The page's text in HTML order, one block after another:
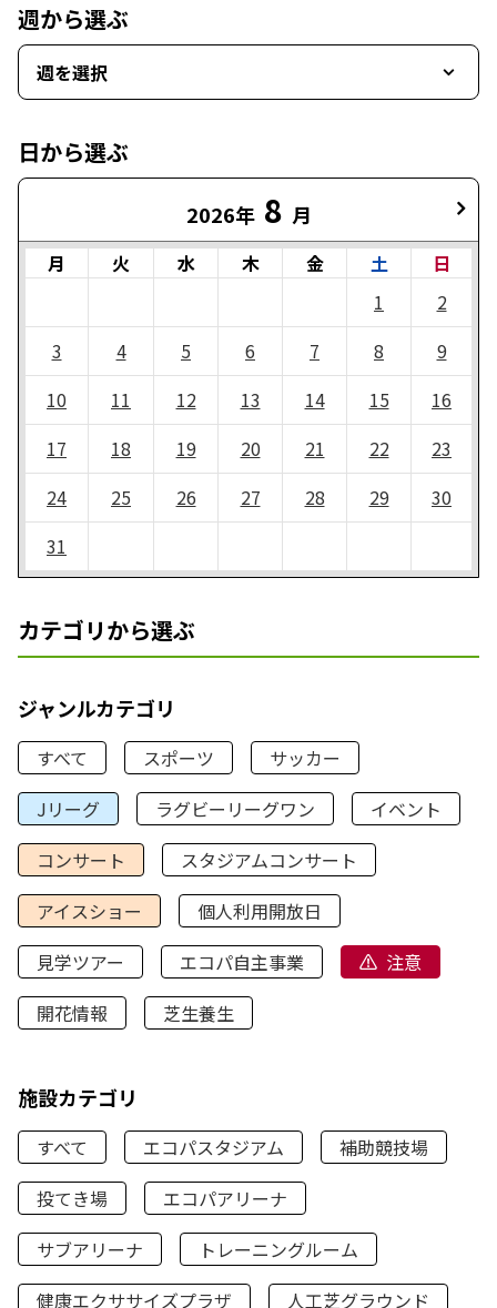
週から選ぶ
週を選択
日から選ぶ
2026年 8 月
月 火 水 木 金 土
日
1
2
3
4 5 6 7 8
9
10
11 12 13 14 15
16
17
18 19 20 21 22
23
24
25 26 27 28 29
30
31
カテゴリから選ぶ
ジャンルカテゴリ
すべて スポーツ
サッカー
Jリーグ
ラグビーリーグワン
イベント
コンサート
スタジアムコンサート
アイスショー
個人利用開放日
見学ツアー
エコパ自主事業
注意
開花情報
芝生養生
施設カテゴリ
すべて エコパスタジアム
補助競技場
投てき場
エコパアリーナ
サブアリーナ
トレーニングルーム
健康エクササイズプラザ
人工芝グラウンド